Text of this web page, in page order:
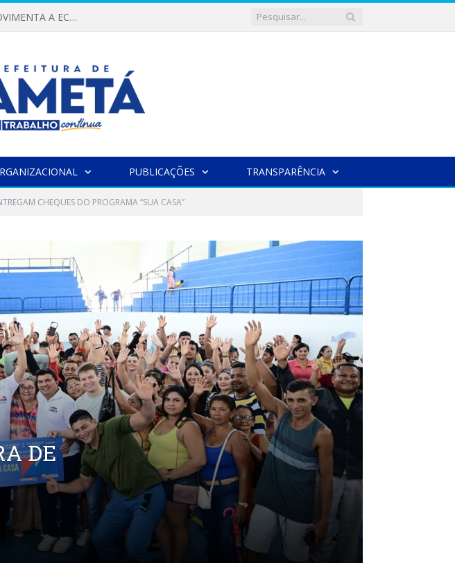
FESTIVAL DE VERÃO 2026 REÚNE MULTIDÕES, MOVIMENTA A ECONOMIA E FORTALECE A CULTURA LOCAL
PUBLICAÇÕES TRANSPARÊNCIA
CHEQUES DO PROGRAMA “SUA CASA”
DE